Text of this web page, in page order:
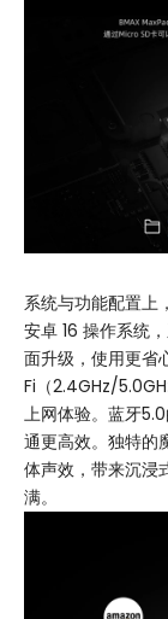
系统与功能配置上
安卓 16 操作系统
面升级，使用更省
Fi（2.4GHz/
上网体验。蓝牙
通更高效。独特的
体声效，带来沉浸
满。